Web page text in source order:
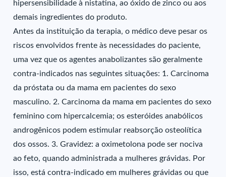
hipersensibilidade à nistatina, ao óxido de zinco ou aos
demais ingredientes do produto.
Antes da instituição da terapia, o médico deve pesar os
riscos envolvidos frente às necessidades do paciente,
uma vez que os agentes anabolizantes são geralmente
contra-indicados nas seguintes situações: 1. Carcinoma
da próstata ou da mama em pacientes do sexo
masculino. 2. Carcinoma da mama em pacientes do sexo
feminino com hipercalcemia; os esteróides anabólicos
androgênicos podem estimular reabsorção osteolítica
dos ossos. 3. Gravidez: a oximetolona pode ser nociva
ao feto, quando administrada a mulheres grávidas. Por
isso, está contra-indicado em mulheres grávidas ou que